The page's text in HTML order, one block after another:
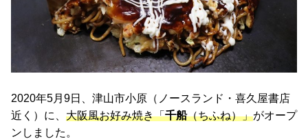
2020年5月9日、津山市小原（ノースランド・喜久屋書店
近く）に、 大阪風お好み焼き「千船（ちふね）」がオープ
ンしました。